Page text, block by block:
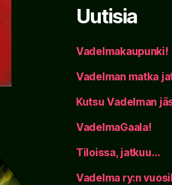
Uutisia
Vadelmakaupunki!
Vadelman matka
Kutsu Vadelman
VadelmaGaala!
Tiloissa, jatkuu…
Vadelma ry:n